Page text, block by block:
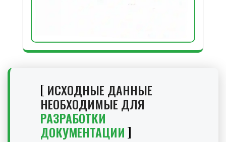
ИСХОДНЫЕ ДАННЫЕ
НЕОБХОДИМЫЕ ДЛЯ
РАЗРАБОТКИ
ДОКУМЕНТАЦИИ